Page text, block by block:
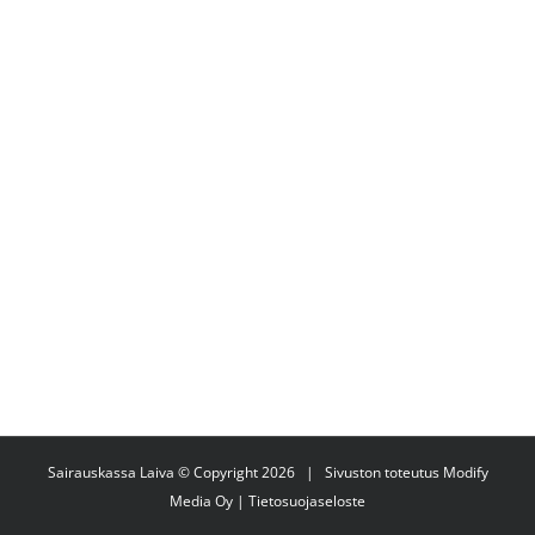
Sairauskassa Laiva © Copyright2026 | Sivuston toteutus Modify
Media Oy | Tietosuojaseloste